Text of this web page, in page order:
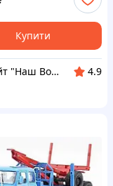
Купити
Био-сайт "Наш Восток"
4.9